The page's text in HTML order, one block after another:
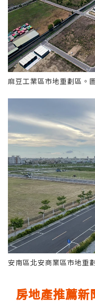
麻豆工業區市地重劃區。
安南區北安商業區市地重
房地產推薦新